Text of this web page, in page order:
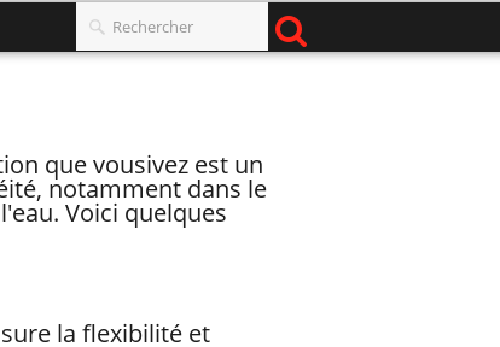
que vousivez est un
notamment dans le
Voici quelques
la flexibilité et